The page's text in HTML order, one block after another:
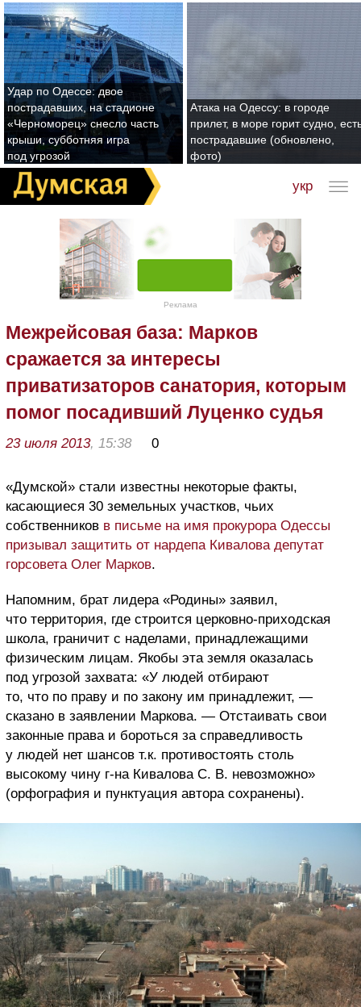
Удар по Одессе: двое
пострадавших, на стадионе
«Черноморец» снесло часть
крыши, субботняя игра
под угрозой
Атака на Одессу: в городе
прилет, в море горит судно,
пострадавшие (обновлено,
фото)
укр
Реклама
Межрейсовая база: Марков
сражается за интересы
приватизаторов санатория, которым
помог посадивший Луценко судья
23 июля 2013, 15:38 0
«Думской» стали известны некоторые факты,
касающиеся 30 земельных участков, чьих
собственников в письме на имя прокурора Одессы
призывал защитить от нардепа Кивалова депутат
горсовета Олег Марков.
Напомним, брат лидера «Родины» заявил,
что территория, где строится церковно-приходская
школа, граничит с наделами, принадлежащими
физическим лицам. Якобы эта земля оказалась
под угрозой захвата: «У людей отбирают
то, что по праву и по закону им принадлежит, —
сказано в заявлении Маркова. — Отстаивать свои
законные права и бороться за справедливость
у людей нет шансов т.к. противостоять столь
высокому чину г-на Кивалова С. В. невозможно»
(орфография и пунктуация автора сохранены).